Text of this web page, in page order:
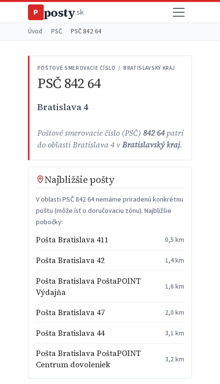
P posty.sk
Úvod PSČ PSČ 842 64
POŠTOVÉ SMEROVACIE ČÍSLO / BRATISLAVSKÝ KRAJ
PSČ 842 64
Bratislava 4
Poštové smerovacie číslo (PSČ) 842 64patrí
do oblasti Bratislava 4 vBratislavský kraj.
Najbližšie pošty
V oblasti PSČ 842 64 nemáme priradenú konkrétnu
poštu (môže ísť o doručovaciu zónu). Najbližšie
pobočky:
Pošta Bratislava 411 0,5 km
Pošta Bratislava 42 1,4 km
Pošta Bratislava PoštaPOINT
Výdajňa
1,6 km
Pošta Bratislava 47 2,0 km
Pošta Bratislava 44 3,1 km
Pošta Bratislava PoštaPOINT
Centrum dovoleniek
3,2 km